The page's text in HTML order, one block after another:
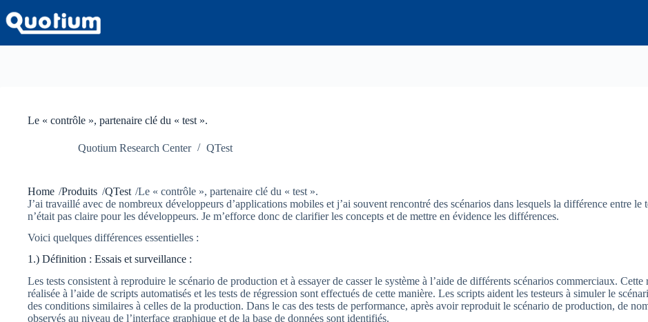
au
contenu
Le « contrôle », partenaire clé du « test ».
Quotium Research Center QTest
Home /Produits /QTest /Le « contrôle », partenaire clé du « test ».
J’ai travaillé avec de nombreux développeurs d’applications mobiles et j’ai souvent rencontré des scénarios dans lesquels la différence entre le
n’était pas claire pour les développeurs. Je m’efforce donc de clarifier les concepts et de mettre en évidence les différences.
Voici quelques différences essentielles :
1.) Définition : Essais et surveillance :
Les tests consistent à reproduire le scénario de production et à essayer de casser le système à l’aide de différents scénarios commerciaux.
réalisée à l’aide de scripts automatisés et les tests de régression sont effectués de cette manière. Les scripts aident les testeurs à simuler le
des conditions similaires à celles de la production. Dans le cas des tests de performance, après avoir reproduit le scénario de production, de
observés au niveau de l’interface graphique et de la base de données sont identifiés.